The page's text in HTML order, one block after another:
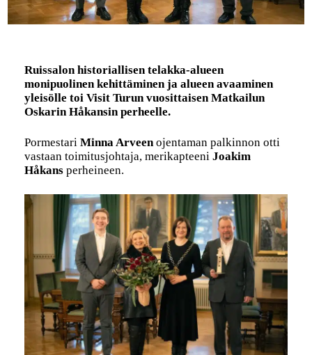
Ruissalon historiallisen telakka-alueen
monipuolinen kehittäminen ja alueen avaaminen
yleisölle toi Visit Turun vuosittaisen Matkailun
Oskarin Håkansin perheelle.
Pormestari Minna Arveenojentaman palkinnon otti
vastaan toimitusjohtaja, merikapteeni Joakim
Håkansperheineen.